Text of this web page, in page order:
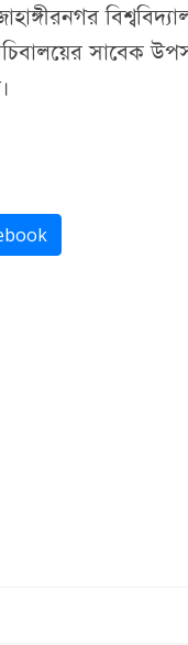
সাবেক